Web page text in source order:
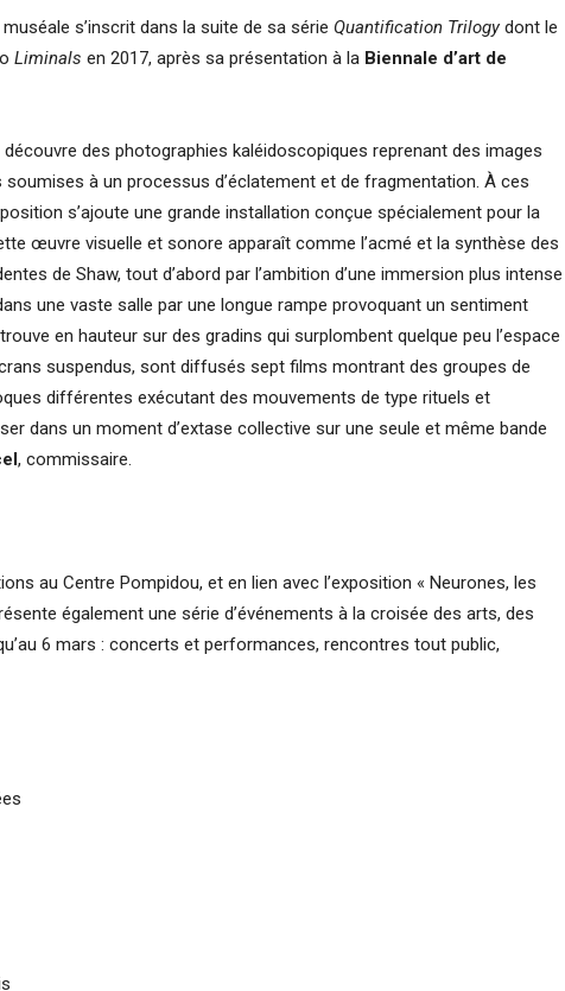
s’inscrit dans la suite de sa série Quantification Trilogydont le
Liminals en 2017, après sa présentation à la Biennale d’art de
découvre des photographies kaléidoscopiques reprenant des images
à un processus d’éclatement et de fragmentation. À ces
s’ajoute une grande installation conçue spécialement pour la
œuvre visuelle et sonore apparaît comme l’acmé et la synthèse des
de Shaw, tout d’abord par l’ambition d’une immersion plus intense
une vaste salle par une longue rampe provoquant un sentiment
en hauteur sur des gradins qui surplombent quelque peu l’espace
suspendus, sont diffusés sept films montrant des groupes de
différentes exécutant des mouvements de type rituels et
dans un moment d’extase collective sur une seule et même bande
, commissaire.
au Centre Pompidou, et en lien avec l’exposition « Neurones, les
également une série d’événements à la croisée des arts, des
6 mars : concerts et performances, rencontres tout public,